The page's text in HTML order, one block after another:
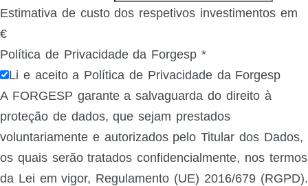
Estimativa de custo dos respetivos investimentos em
€
Política de Privacidade da Forgesp *
Li e aceito a Política de Privacidade da Forgesp
A FORGESP garante a salvaguarda do direito à
proteção de dados, que sejam prestados
voluntariamente e autorizados pelo Titular dos Dados,
os quais serão tratados confidencialmente, nos termos
da Lei em vigor, Regulamento (UE) 2016/679 (RGPD).